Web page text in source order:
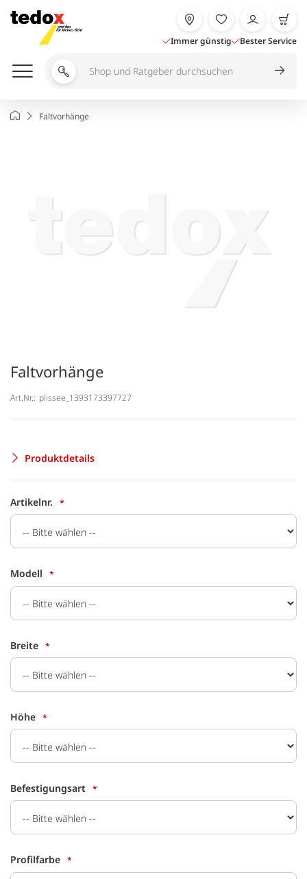
Inhalt
springen
Immer günstig Bester Service
Shop
durchsuchen
StartseiteFaltvorhänge
Faltvorhänge
Art.Nr.: plissee_1393173397727
Produktdetails
Artikelnr.
Modell
Breite
Höhe
Befestigungsart
Profilfarbe